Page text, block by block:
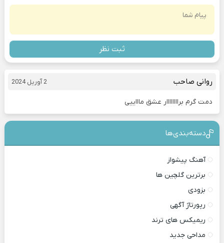
ثبت نظر
روانی صاحب 2 آوریل 2024
دمت گرم براااااااار عشق ماااییی
دسته‌بندی‎‌‌ها
آهنگ پیشواز
برترین گلچین ها
بزودی
رپورتاژ آگهی
ریمیکس های ترند
مداحی جدید